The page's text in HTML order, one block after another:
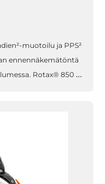
muotoilu ja PPS²
ennennäkemätöntä
Rotax® 850 /